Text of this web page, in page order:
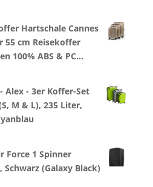
Hartschale Cannes
55 cm Reisekoffer
100% ABS & PC…
- Alex - 3er Koffer-Set
M & L), 235 Liter,
Force 1 Spinner
Schwarz (Galaxy Black)